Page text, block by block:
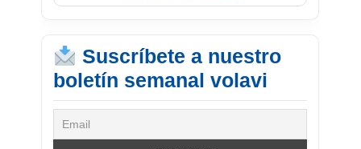
Suscríbete a nuestro
boletín semanal volavi